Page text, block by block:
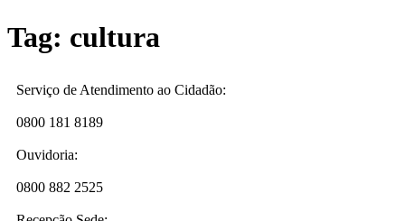
Tag: cultura
Serviço de Atendimento ao Cidadão:
0800 181 8189
Ouvidoria:
0800 882 2525